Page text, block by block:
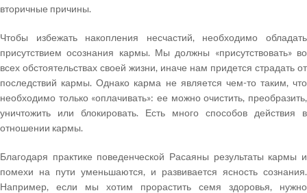
вторичные причины.
Чтобы избежать накопления несчастий, необходимо обладать
присутствием осознания кармы. Мы должны «присутствовать» во
всех обстоятельствах своей жизни, иначе нам придется страдать от
последствий кармы. Однако карма не является чем-то таким, что
необходимо только «оплачивать»: ее можно очистить, преобразить,
уничтожить или блокировать. Есть много способов действия в
отношении кармы.
Благодаря практике поведенческой Расаяны результаты кармы и
помехи на пути уменьшаются, и развивается ясность сознания.
Например, если мы хотим прорастить семя здоровья, нужно